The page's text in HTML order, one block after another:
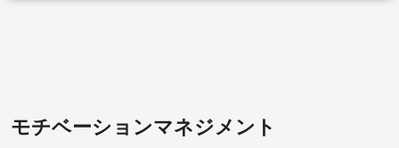
モチベーションマネジメント